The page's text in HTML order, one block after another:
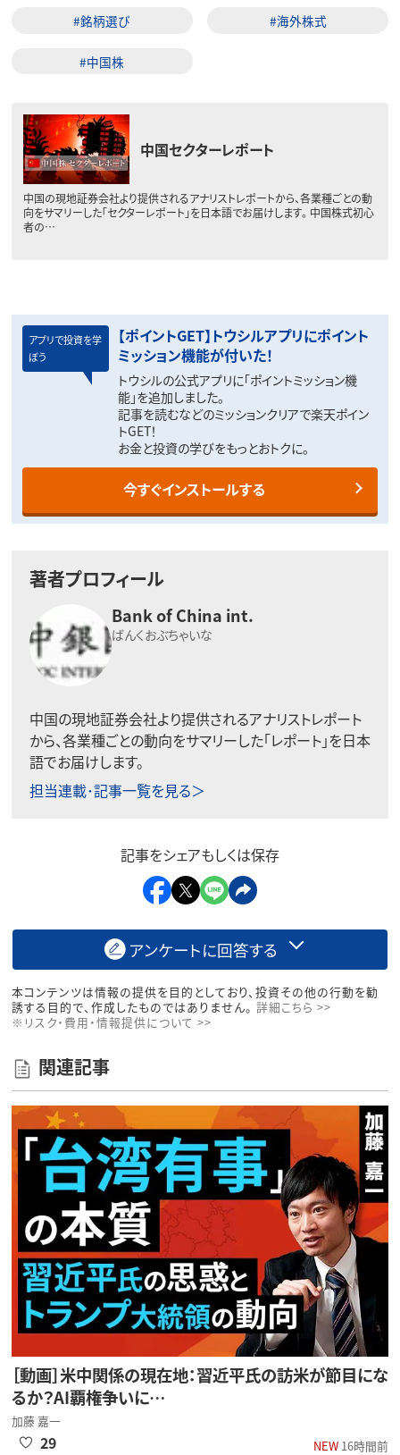
#銘柄選び #海外株式
#中国株
中国セクターレポート
中国の現地証券会社より提供されるアナリストレポートから、各業種ごとの動
向をサマリーした「セクターレポート」を日本語でお届けします。 中国株式初心
者の…
アプリで投資を学
ぼう
【ポイントGET】トウシルアプリにポイント
ミッション機能が付いた！
トウシルの公式アプリに「ポイントミッション機
能」を追加しました。
記事を読むなどのミッションクリアで楽天ポイン
トGET！
お金と投資の学びをもっとおトクに。
今すぐインストールする
著者プロフィール
Bank of China int.
ばんくおぶちゃいな
中国の現地証券会社より提供されるアナリストレポート
から、各業種ごとの動向をサマリーした「レポート」を日本
語でお届けします。
担当連載･記事一覧を見る＞
記事をシェアもしくは保存
アンケートに回答する
本コンテンツは情報の提供を目的としており、投資その他の行動を勧
誘する目的で、作成したものではありません。 詳細こちら >>
※リスク・費用・情報提供について >>
関連記事
［動画］米中関係の現在地：習近平氏の訪米が節目にな
るか？AI覇権争いに…
加藤 嘉一
NEW16時間前
29